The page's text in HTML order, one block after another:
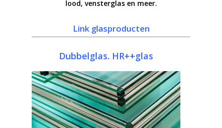
lood, vensterglas en meer.
Link glasproducten
Dubbelglas. HR++glas